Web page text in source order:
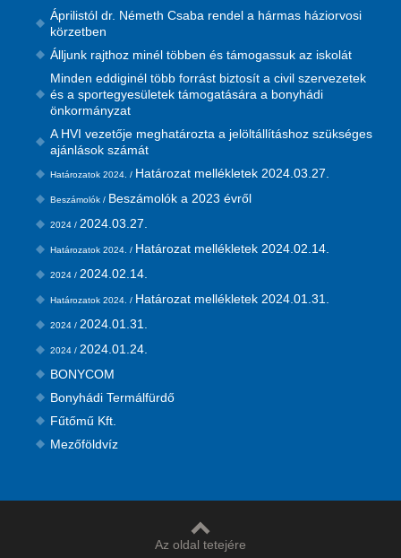
Áprilistól dr. Németh Csaba rendel a hármas háziorvosi
körzetben
Álljunk rajthoz minél többen és támogassuk az iskolát
Minden eddiginél több forrást biztosít a civil szervezetek
és a sportegyesületek támogatására a bonyhádi
önkormányzat
A HVI vezetője meghatározta a jelöltállításhoz szükséges
ajánlások számát
Határozatok 2024. / Határozat mellékletek 2024.03.27.
Beszámolók / Beszámolók a 2023 évről
2024 / 2024.03.27.
Határozatok 2024. / Határozat mellékletek 2024.02.14.
2024 / 2024.02.14.
Határozatok 2024. / Határozat mellékletek 2024.01.31.
2024 / 2024.01.31.
2024 / 2024.01.24.
BONYCOM
Bonyhádi Termálfürdő
Fűtőmű Kft.
Mezőföldvíz
Az oldal tetejére